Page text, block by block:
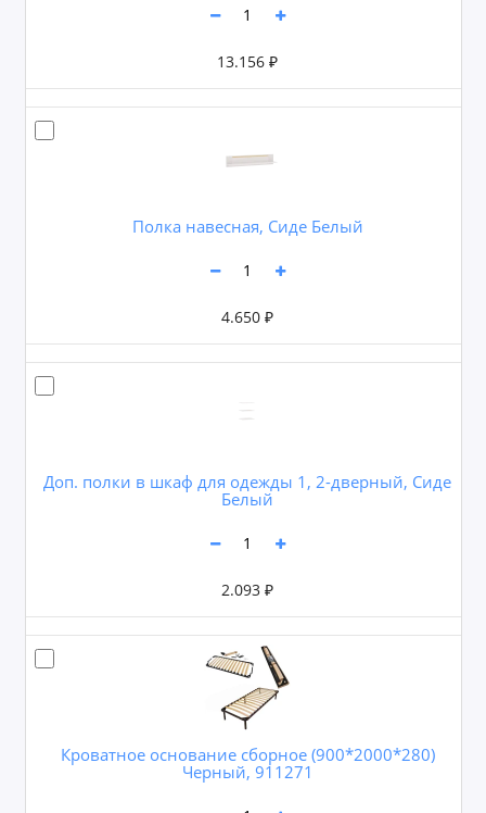
13.156 ₽
Полка навесная, Сиде Белый
4.650 ₽
Доп. полки в шкаф для одежды 1, 2-дверный, Сиде
Белый
2.093 ₽
Кроватное основание сборное (900*2000*280)
Черный, 911271